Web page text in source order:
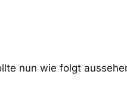
nun wie folgt